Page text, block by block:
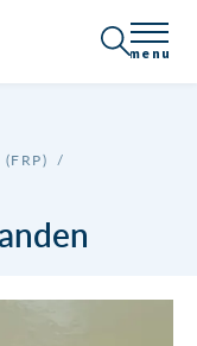
menu
/